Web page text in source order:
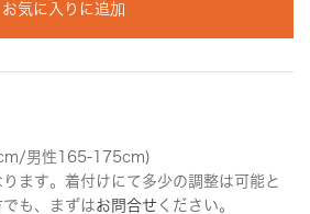
お気に入りに追加
男性165-175cm)
ます。着付けにて多少の調整は可能と
も、まずはお問合せ ください。